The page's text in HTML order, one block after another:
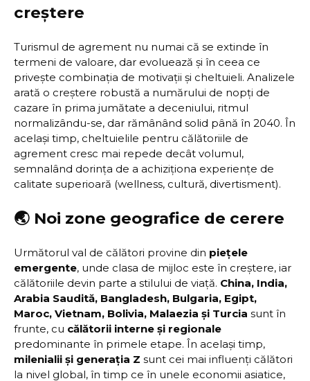
creștere
Turismul de agrement nu numai că se extinde în
termeni de valoare, dar evoluează și în ceea ce
privește combinația de motivații și cheltuieli. Analizele
arată o creștere robustă a numărului de nopți de
cazare în prima jumătate a deceniului, ritmul
normalizându-se, dar rămânând solid până în 2040. În
același timp, cheltuielile pentru călătoriile de
agrement cresc mai repede decât volumul,
semnalând dorința de a achiziționa experiențe de
calitate superioară (wellness, cultură, divertisment).
🌏 Noi zone geografice de cerere
Următorul val de călători provine din piețele
emergente, unde clasa de mijloc este în creștere, iar
călătoriile devin parte a stilului de viață. China, India,
Arabia Saudită, Bangladesh, Bulgaria, Egipt,
Maroc, Vietnam, Bolivia, Malaezia și Turcia sunt în
frunte, cu călătorii interne și regionale
predominante în primele etape. În același timp,
milenialii și generația Z sunt cei mai influenți călători
la nivel global, în timp ce în unele economii asiatice,